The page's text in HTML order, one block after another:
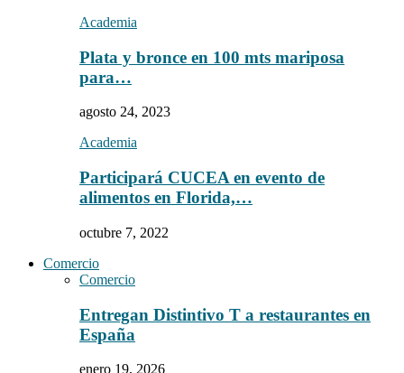
Academia
Plata y bronce en 100 mts mariposa
para…
agosto 24, 2023
Academia
Participará CUCEA en evento de
alimentos en Florida,…
octubre 7, 2022
Comercio
Comercio
Entregan Distintivo T a restaurantes en
España
enero 19, 2026